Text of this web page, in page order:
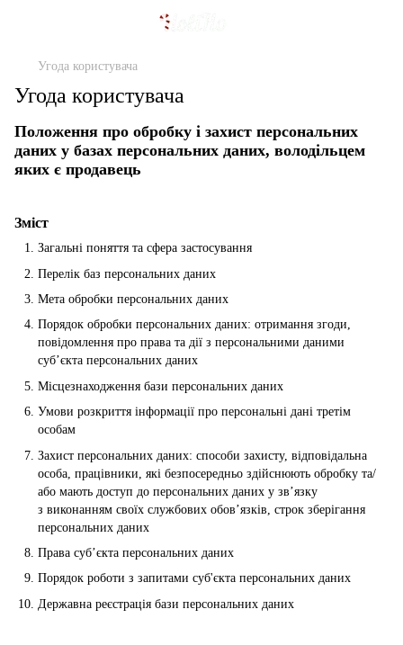
Угода користувача
Угода користувача
Положення про обробку і захист персональних
даних у базах персональних даних, володільцем
яких є продавець
Зміст
Загальні поняття та сфера застосування
Перелік баз персональних даних
Мета обробки персональних даних
Порядок обробки персональних даних: отримання згоди,
повідомлення про права та дії з персональними даними
суб’єкта персональних даних
Місцезнаходження бази персональних даних
Умови розкриття інформації про персональні дані третім
особам
Захист персональних даних: способи захисту, відповідальна
особа, працівники, які безпосередньо здійснюють обробку та/
або мають доступ до персональних даних у зв’язку
з виконанням своїх службових обов’язків, строк зберігання
персональних даних
Права суб’єкта персональних даних
Порядок роботи з запитами суб'єкта персональних даних
Державна реєстрація бази персональних даних